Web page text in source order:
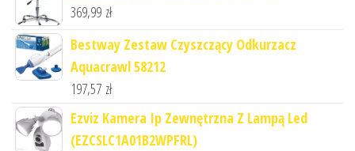
369,99 zł
Bestway Zestaw Czyszczący Odkurzacz
Aquacrawl 58212
197,57 zł
Ezviz Kamera Ip Zewnętrzna Z Lampą Led
(EZCSLC1A01B2WPFRL)